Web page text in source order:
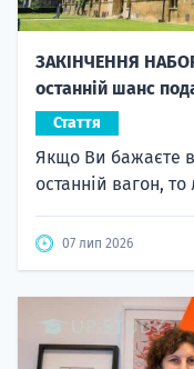
ЗАКІНЧЕННЯ
останній шанс
Стаття
Якщо Ви бажаєте
останній вагон,
07 лип 2026